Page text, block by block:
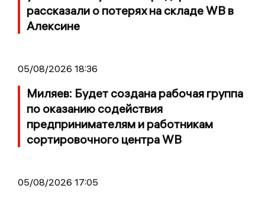
рассказали о потерях на складе WB в
Алексине
05/08/2026 18:36
Миляев: Будет создана рабочая группа
по оказанию содействия
предпринимателям и работникам
сортировочного центра WB
05/08/2026 17:05